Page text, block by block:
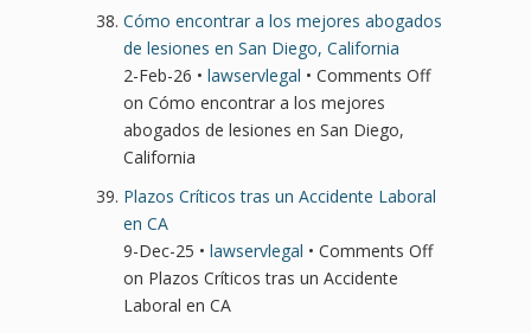
Cómo encontrar a los mejores abogados
de lesiones en San Diego, California
2-Feb-26 • lawservlegal • Comments Off
on Cómo encontrar a los mejores
abogados de lesiones en San Diego,
California
Plazos Críticos tras un Accidente Laboral
en CA
9-Dec-25 • lawservlegal • Comments Off
on Plazos Críticos tras un Accidente
Laboral en CA